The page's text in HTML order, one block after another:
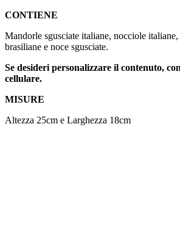
CONTIENE
Mandorle sgusciate italiane, nocciole
brasiliane e noce sgusciate.
Se desideri personalizzare il contenuto,
cellulare.
MISURE
Altezza 25cm e Larghezza 18cm